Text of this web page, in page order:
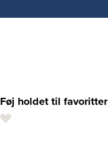
Føj holdet til favoritter